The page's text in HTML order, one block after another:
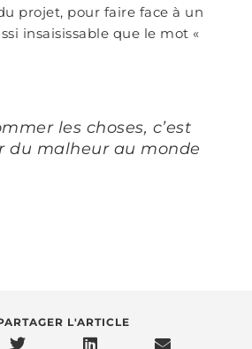
projet, pour faire face à un
insaisissable que le mot «
les choses, c’est
du malheur au monde
L'ARTICLE